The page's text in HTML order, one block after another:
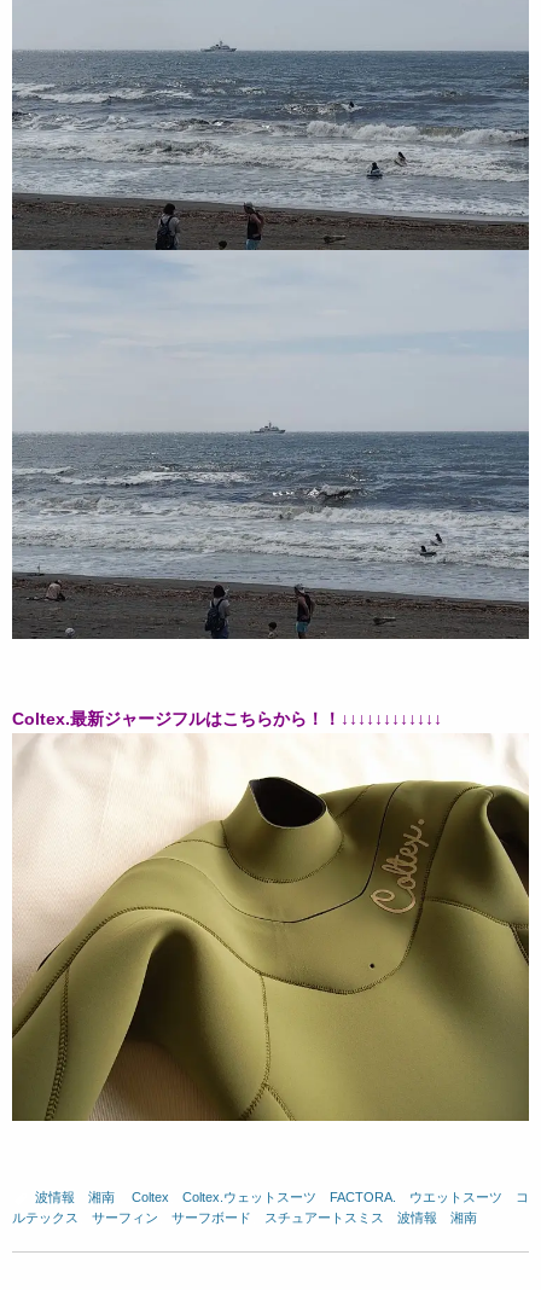
Coltex.最新ジャージフルはこちらから！！↓↓↓↓↓↓↓↓↓↓↓↓
波情報 湘南 Coltex Coltex.ウェットスーツ FACTORA. ウエットスーツ
コ
ルテックス
サーフィン サーフボード スチュアートスミス 波情報 湘南